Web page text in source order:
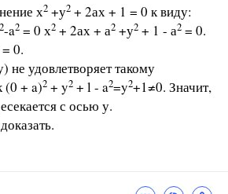
х2 +у2 + 2ах + 1 = 0 к виду:
2-a2 = 0 х2 + 2ах + а2 +у2 + 1 - а2 = 0.
= 0.
не удовлетворяет такому
(0 + a)2 + y2 + l - a2=y2+1≠0. Значит,
с осью у.